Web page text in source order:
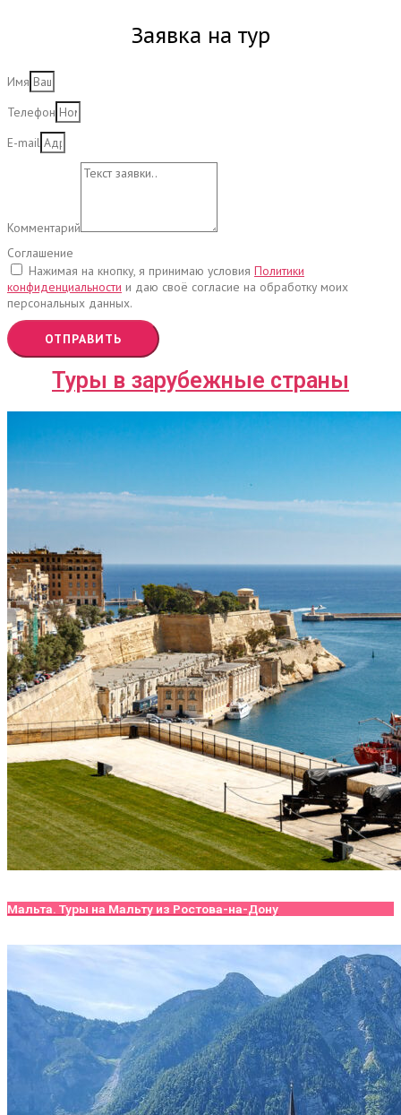
Заявка на тур
Имя
Телефон
E-mail
Комментарий
Соглашение
Нажимая на кнопку, я принимаю условия Политики
конфиденциальности и даю своё согласие на обработку моих
персональных данных.
ОТПРАВИТЬ
Туры в зарубежные страны
Мальта. Туры на Мальту из Ростова-на-Дону